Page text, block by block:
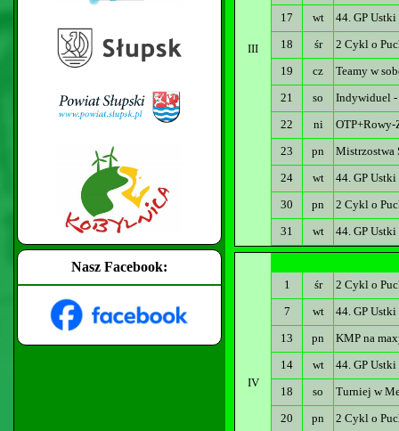
Nasz Facebook:
III
17
wt
44. GP
18
śr
2 Cykl o
19
cz
Teamy w
21
so
Indywiduel -
22
ni
OTP+Rowy-
23
pn
Mistrzostwa
24
wt
44. GP
30
pn
2 Cykl o
31
wt 44. GP
IV
1 śr
2 Cykl o
7
wt
44. GP
13
pn
KMP na
14
wt
44. GP
18
so
Turniej w
20
pn
2 Cykl o